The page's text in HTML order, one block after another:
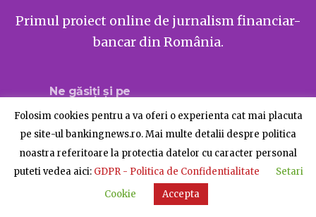
Primul proiect online de jurnalism financiar-
bancar din România.
Ne găsiți și pe
© BankingNews - Toate drepturile rezervate
Despre BankingNews Contact Publicitate
Folosim cookies pentru a va oferi o experienta cat mai placuta
pe site-ul bankingnews.ro. Mai multe detalii despre politica
noastra referitoare la protectia datelor cu caracter personal
puteti vedea aici: GDPR - Politica de Confidentialitate
Setari
Cookie
Accepta